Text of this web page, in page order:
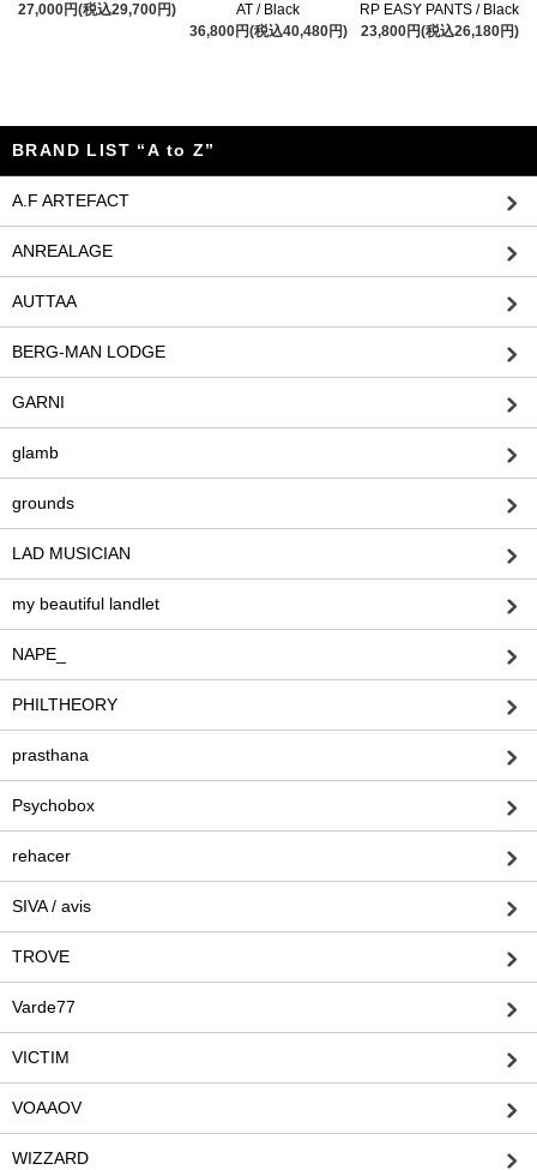
27,000円(税込29,700円)
AT / Black
36,800円(税込40,480円)
RP EASY PANTS / Black
23,800円(税込26,180円)
BRAND LIST “A to Z”
A.F ARTEFACT
ANREALAGE
AUTTAA
BERG-MAN LODGE
GARNI
glamb
grounds
LAD MUSICIAN
my beautiful landlet
NAPE_
PHILTHEORY
prasthana
Psychobox
rehacer
SIVA / avis
TROVE
Varde77
VICTIM
VOAAOV
WIZZARD